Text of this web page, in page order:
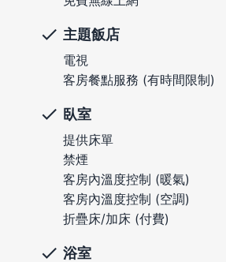
主題飯店
電視
客房餐點服務 (有時間限制)
臥室
提供床單
禁煙
客房內溫度控制 (暖氣)
客房內溫度控制 (空調)
折疊床/加床 (付費)
浴室